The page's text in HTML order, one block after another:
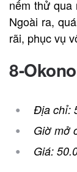
nếm thử qua
Ngoài ra,
rãi, phục vụ
8-
Địa chỉ:
Giờ mở
Giá: